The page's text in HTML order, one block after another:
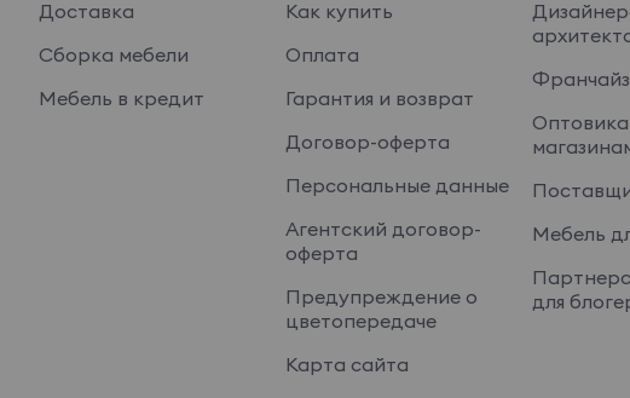
Доставка
Сборка мебели
Мебель в кредит
Как купить
Оплата
Гарантия и возврат
Договор-оферта
Персональные данные
Агентский договор-
оферта
Предупреждение о
цветопередаче
Карта сайта
Мебель
для